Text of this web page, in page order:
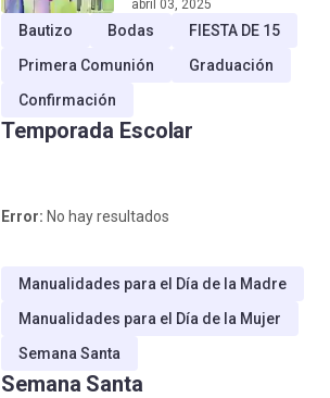
Niños!
abril 03, 2025
Bautizo Bodas
FIESTA DE 15
Primera Comunión
Graduación
Confirmación
Temporada Escolar
Error: No hay resultados
Manualidades para el Día de la Madre
Manualidades para el Día de la Mujer
Semana Santa
Semana Santa